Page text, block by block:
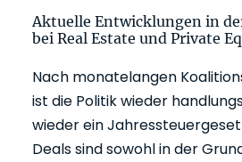
Aktuelle Entwicklungen in
bei Real Estate und Private
Nach monatelangen
ist die Politik wieder
wieder ein
Deals sind sowohl in der